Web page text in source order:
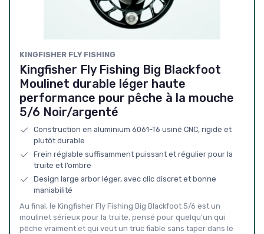
KINGFISHER FLY FISHING
Kingfisher Fly Fishing Big Blackfoot
Moulinet durable léger haute
performance pour pêche à la mouche
5/6 Noir/argenté
Construction en aluminium 6061-T6 usiné CNC, rigide et
plutôt durable
Frein réglable suffisamment puissant et régulier pour la
truite et l’ombre
Design large arbor léger, avec clic discret et bonne
maniabilité
Au final, le Kingfisher Fly Fishing Big Blackfoot 5/6 est un
moulinet sérieux pour la truite, pensé pour quelqu’un qui
pêche vraiment et qui veut un truc fiable sans taper dans le